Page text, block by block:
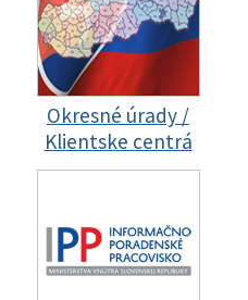
Okresné úrady /
Klientske centrá